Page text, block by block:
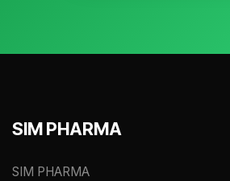
SIM PHARMA
SIM PHARMA